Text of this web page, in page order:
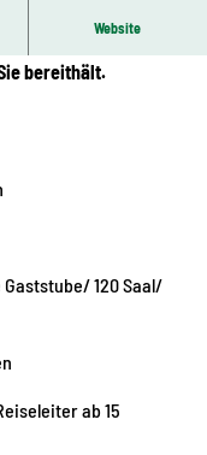
Website
bereithält.
120 Saal/
ab 15